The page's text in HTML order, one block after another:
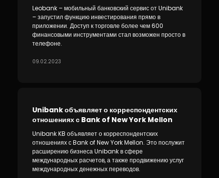
Leobank – мобильный банковский сервис от Unibank
– запустил функцию инвестирования прямо в
приложении. Доступ к торговле более чем 600
финансовыми инструментами стал возможен просто в
телефоне.
09.02.2023
Unibank объявляет о корреспондентских
отношениях с Bank of New York Mellon
Unibank KB объявляет о корреспондентских
отношениях с Bank of New York Mellon. Это послужит
расширению бизнеса Unibank в сфере
международных расчетов, а также продвижению услуг
международных денежных переводов.